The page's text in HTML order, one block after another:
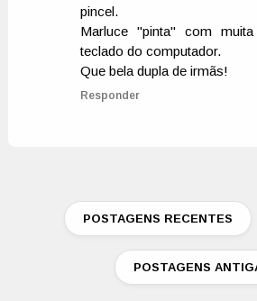
pincel.
Marluce "pinta" com
teclado do computador.
Que bela dupla de irmãs!
Responder
POSTAGENS RECENTES
POSTAGENS